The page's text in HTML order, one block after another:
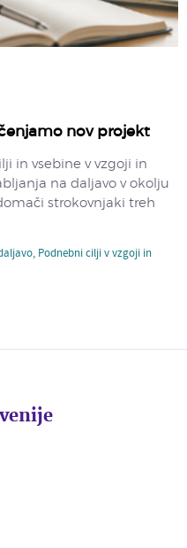
nov projekt
in vsebine v vzgoji in
na daljavo v okolju
strokovnjaki treh
, Podnebni cilji v vzgoji in